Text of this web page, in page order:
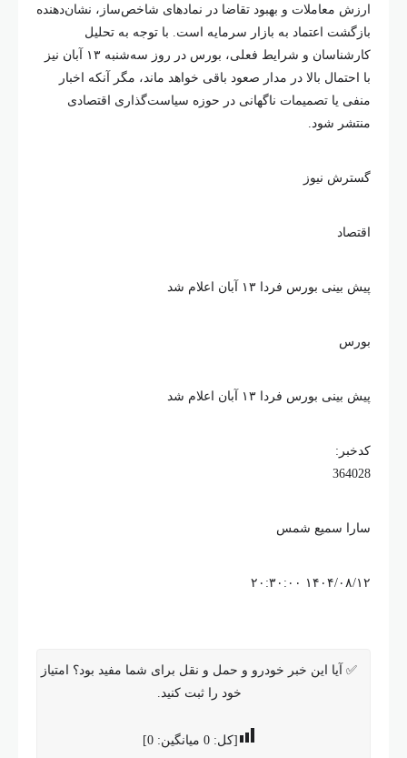
ارزش معاملات و بهبود تقاضا در نمادهای شاخص‌ساز، نشان‌دهنده
بازگشت اعتماد به بازار سرمایه است. با توجه به تحلیل
کارشناسان و شرایط فعلی، بورس در روز سه‌شنبه ۱۳ آبان نیز
با احتمال بالا در مدار صعود باقی خواهد ماند، مگر آنکه اخبار
منفی یا تصمیمات ناگهانی در حوزه سیاست‌گذاری اقتصادی
منتشر شود.
گسترش نیوز
اقتصاد
پیش‌ بینی بورس فردا ۱۳ آبان اعلام شد
بورس
پیش‌ بینی بورس فردا ۱۳ آبان اعلام شد
کدخبر:
364028
سارا سمیع شمس
۱۴۰۴/۰۸/۱۲ ۲۰:۳۰:۰۰
✅ آیا این خبر خودرو و حمل و نقل برای شما مفید بود؟ امتیاز
خود را ثبت کنید.
[کل:0 میانگین:0
]